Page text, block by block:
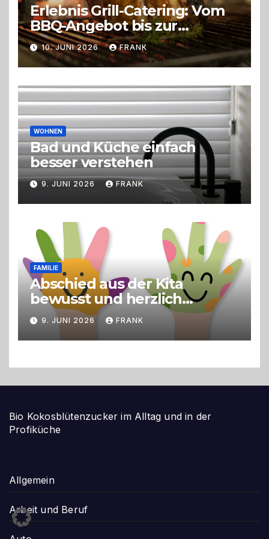
Erlebnis Grill-Catering: Vom
BBQ-Angebot bis zur
perfekten Eventorganisation
Trend zu Outdoor-Events,
Erlebnisgastronomie und
Live-Cooking
10. JUNI 2026 FRANK
WOHNEN
Bad und Küche einfach
besser verstehen
9. JUNI 2026 FRANK
FAMILIE
Abschied aus der Kita
bewusst und herzlich
gestalten
9. JUNI 2026 FRANK
Bio Kokosblütenzucker im Alltag und in der
Profiküche
Allgemein
Arbeit und Beruf